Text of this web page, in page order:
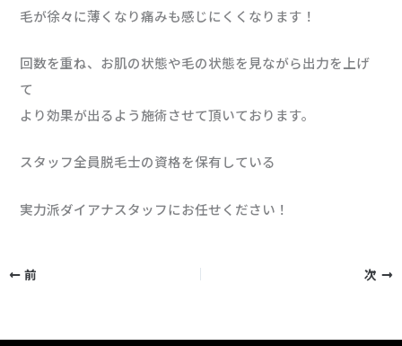
毛が徐々に薄くなり痛みも感じにくくなります！
回数を重ね、お肌の状態や毛の状態を見ながら出力を上げ
て
より効果が出るよう施術させて頂いております。
スタッフ全員脱毛士の資格を保有している
実力派ダイアナスタッフにお任せください！
前 次